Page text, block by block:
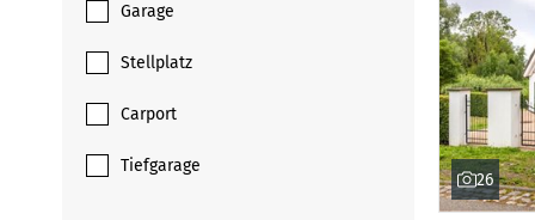
Garage
Stellplatz
Carport
Tiefgarage
26